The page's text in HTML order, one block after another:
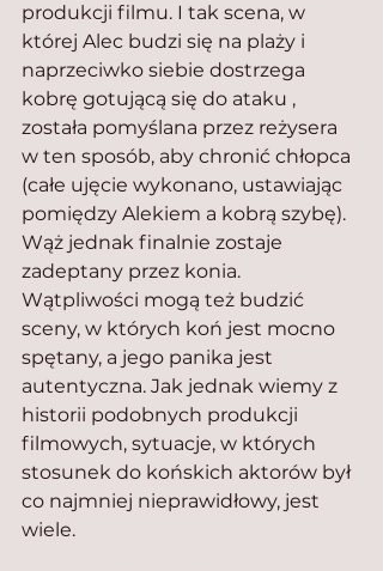
produkcji filmu. I tak scena, w
której Alec budzi się na plaży i
naprzeciwko siebie dostrzega
kobrę gotującą się do ataku ,
została pomyślana przez reżysera
w ten sposób, aby chronić chłopca
(całe ujęcie wykonano, ustawiając
pomiędzy Alekiem a kobrą szybę).
Wąż jednak finalnie zostaje
zadeptany przez konia.
Wątpliwości mogą też budzić
sceny, w których koń jest mocno
spętany, a jego panika jest
autentyczna. Jak jednak wiemy z
historii podobnych produkcji
filmowych, sytuacje, w których
stosunek do końskich aktorów był
co najmniej nieprawidłowy, jest
wiele.